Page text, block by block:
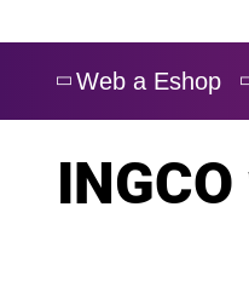
Web a Eshop